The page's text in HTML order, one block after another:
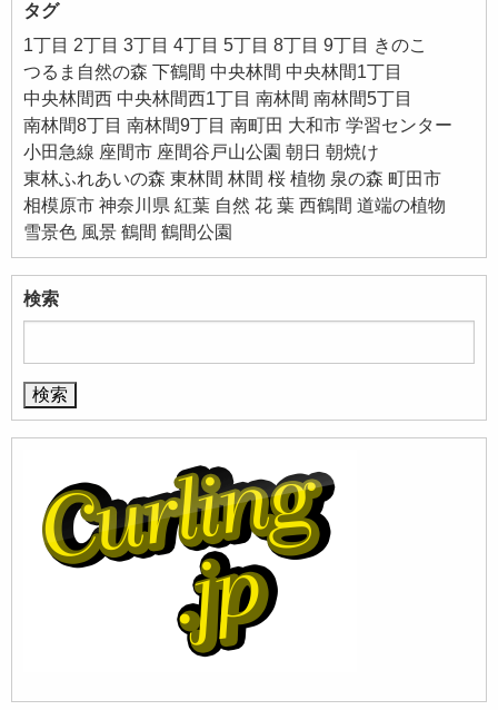
タグ
1丁目 2丁目 3丁目 4丁目 5丁目 8丁目 9丁目 きのこ
つるま自然の森 下鶴間 中央林間 中央林間1丁目
中央林間西 中央林間西1丁目 南林間 南林間5丁目
南林間8丁目 南林間9丁目 南町田 大和市 学習センター
小田急線 座間市 座間谷戸山公園 朝日 朝焼け
東林ふれあいの森 東林間 林間 桜 植物 泉の森 町田市
相模原市 神奈川県 紅葉 自然 花 葉 西鶴間 道端の植物
雪景色 風景 鶴間 鶴間公園
検索